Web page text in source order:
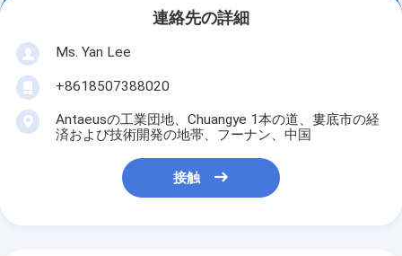
連絡先の詳細
Ms. Yan Lee
+8618507388020
Antaeusの工業団地、Chuangye 1本の道、婁底市の経
済および技術開発の地帯、フーナン、中国
接触